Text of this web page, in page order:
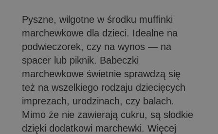
Pyszne, wilgotne w środku muffinki
marchewkowe dla dzieci. Idealne na
podwieczorek, czy na wynos — na
spacer lub piknik. Babeczki
marchewkowe świetnie sprawdzą się
też na wszelkiego rodzaju dziecięcych
imprezach, urodzinach, czy balach.
Mimo że nie zawierają cukru, są słodkie
dzięki dodatkowi marchewki. Więcej